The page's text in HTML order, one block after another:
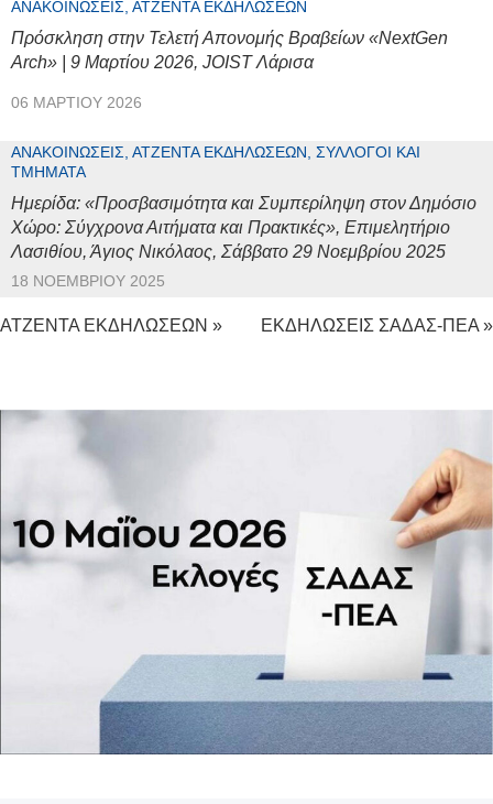
ΑΝΑΚΟΙΝΏΣΕΙΣ, ΑΤΖΈΝΤΑ ΕΚΔΗΛΏΣΕΩΝ
Πρόσκληση στην Τελετή Απονομής Βραβείων «NextGen
Arch» | 9 Μαρτίου 2026, JOIST Λάρισα
06 ΜΑΡΤΊΟΥ 2026
ΑΝΑΚΟΙΝΏΣΕΙΣ, ΑΤΖΈΝΤΑ ΕΚΔΗΛΏΣΕΩΝ, ΣΎΛΛΟΓΟΙ ΚΑΙ
ΤΜΉΜΑΤΑ
Ημερίδα: «Προσβασιμότητα και Συμπερίληψη στον Δημόσιο
Χώρο: Σύγχρονα Αιτήματα και Πρακτικές», Επιμελητήριο
Λασιθίου, Άγιος Νικόλαος, Σάββατο 29 Νοεμβρίου 2025
18 ΝΟΕΜΒΡΊΟΥ 2025
ΑΤΖΕΝΤΑ ΕΚΔΗΛΩΣΕΩΝ » ΕΚΔΗΛΩΣΕΙΣ ΣΑΔΑΣ-ΠΕΑ »